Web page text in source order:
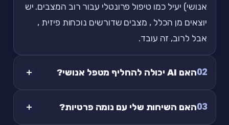
אנושי) יעיל כמו טיפול פרונטלי עבור רוב המצבים. יש
יוצאים מן הכלל , מצבים שדורשים נוכחות פיזית ,
אבל לרוב, זה עובד.
02האם AI יכולה להחליף מטפל אנושי?
03האם השיחות שלי עם נומה פרטיות?